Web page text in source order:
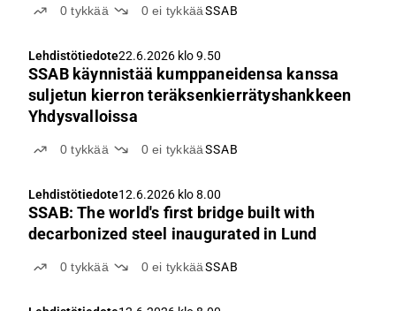
0tykkää 0ei tykkääSSAB
Lehdistötiedote22.6.2026 klo 9.50
SSAB käynnistää kumppaneidensa kanssa
suljetun kierron teräksenkierrätyshankkeen
Yhdysvalloissa
0tykkää 0ei tykkääSSAB
Lehdistötiedote12.6.2026 klo 8.00
SSAB: The world's first bridge built with
decarbonized steel inaugurated in Lund
0tykkää 0ei tykkääSSAB